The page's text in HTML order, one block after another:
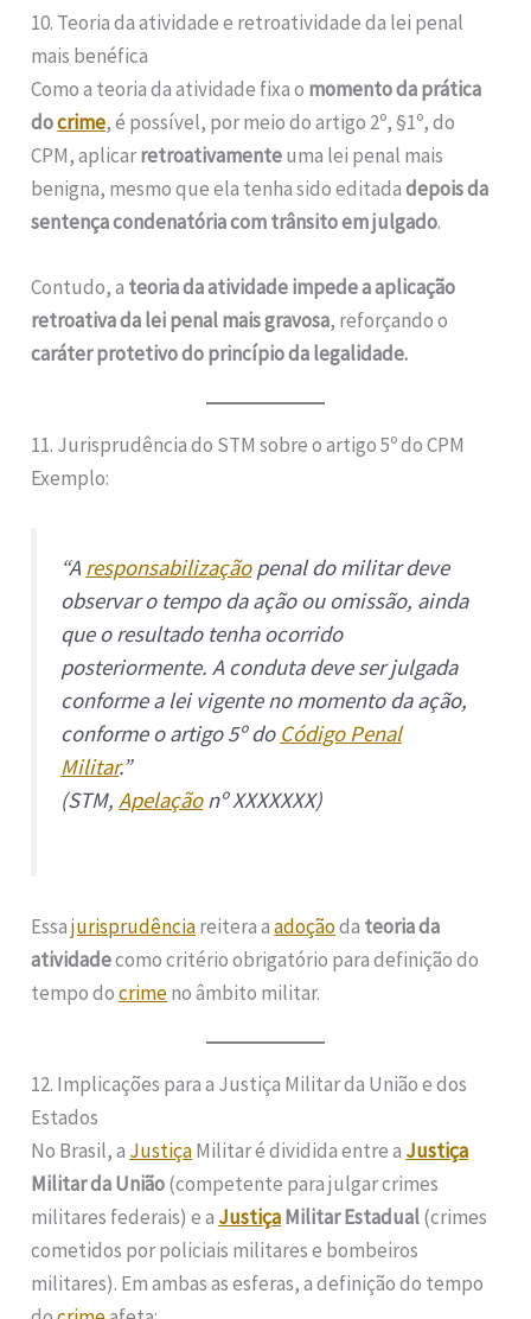
10. Teoria da atividade e retroatividade da lei penal
mais benéfica
Como a teoria da atividade fixa o momento da prática
docrime, é possível, por meio do artigo 2º, §1º, do
CPM, aplicarretroativamenteuma lei penal mais
benigna, mesmo que ela tenha sido editadadepois da
sentença condenatória com trânsito em julgado.
Contudo, a teoria da atividade impede a aplicação
retroativa da lei penal mais gravosa, reforçando o
caráter protetivo do princípio da legalidade.
11. Jurisprudência do STM sobre o artigo 5º do CPM
Exemplo:
“A responsabilizaçãopenal do militar deve
observar o tempo da ação ou omissão, ainda
que o resultado tenha ocorrido
posteriormente. A conduta deve ser julgada
conforme a lei vigente no momento da ação,
conforme o artigo 5º do Código Penal
Militar.”
(STM,Apelaçãonº XXXXXXX)
Essajurisprudênciareitera aadoçãoda teoria da
atividadecomo critério obrigatório para definição do
tempo docrimeno âmbito militar.
12. Implicações para a Justiça Militar da União e dos
Estados
No Brasil, a JustiçaMilitar é dividida entre a Justiça
Militar da União(competente para julgar crimes
militares federais) e a JustiçaMilitar Estadual(crimes
cometidos por policiais militares e bombeiros
militares). Em ambas as esferas, a definição do tempo